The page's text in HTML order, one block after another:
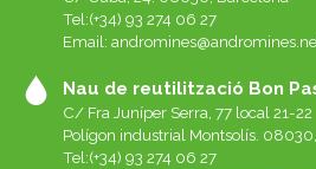
Tel:(+34) 93 274 06 27
Email:
Nau de reutilització Bon
C/ Fra Juníper Serra, 77 local 21-22
Polígon industrial Montsolís.
Tel:(+34) 93 274 06 27